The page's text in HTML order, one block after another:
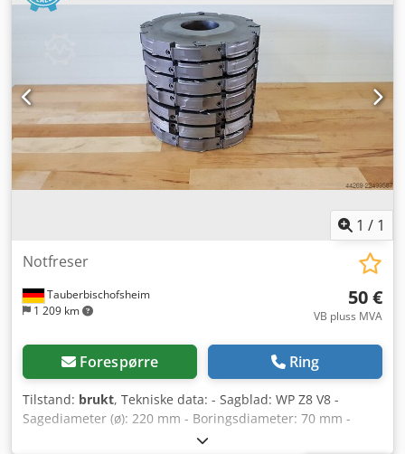
1 / 1
Tauberbischofsheim
1 209 km
Notfreser
50 €
VB pluss MVA
Forespørre Ring
Tilstand: brukt, Tekniske data: - Sagblad: WP Z8 V8 -
Sagediameter (ø): 220 mm - Boringsdiameter: 70 mm -
Lengde: 30 mm Djdpezrykdsfx Aqpeck - Materiale: Stål -